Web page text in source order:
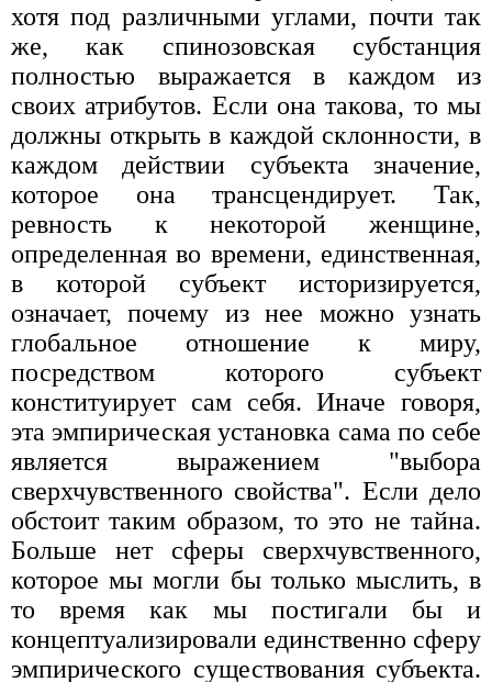
хотя под различными углами, почти так
же, как спинозовская субстанция
полностью выражается в каждом из
своих атрибутов. Если она такова, то мы
должны открыть в каждой склоннос­ти, в
каждом действии субъекта значение,
которое она трансцендирует. Так,
ревность к некоторой женщине,
определенная во времени, единствен­ная,
в которой субъект историзируется,
означает, почему из нее можно узнать
глобальное отношение к миру,
посредством которого субъект
конституирует сам себя. Иначе говоря,
эта эмпирическая установка сама по себе
является выражением "выбора
сверхчувственного свойства". Если дело
обстоит таким образом, то это не тайна.
Больше нет сферы сверхчувственного,
которое мы могли бы только мыслить, в
то время как мы постигали бы и
концептуализировали единственно сферу
эм­пирического существования субъекта.